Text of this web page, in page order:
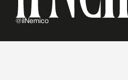
@ilNemico